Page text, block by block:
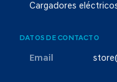
Cargadores
DATOS DE CONTACTO
Email